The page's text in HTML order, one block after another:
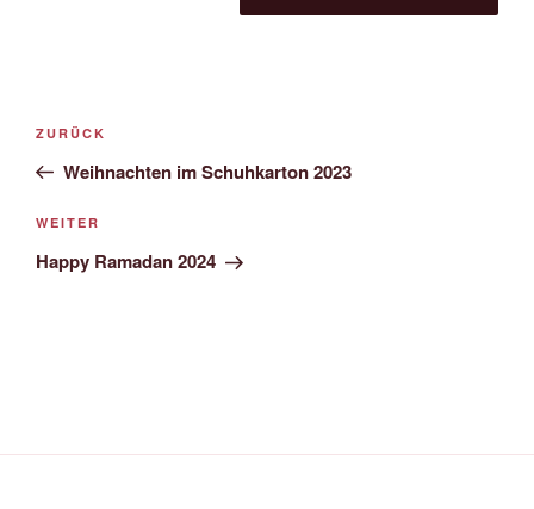
Beitragsnavigation
Vorheriger
Beitrag
ZURÜCK
Weihnachten im Schuhkarton 2023
Nächster
Beitrag
WEITER
Happy Ramadan 2024